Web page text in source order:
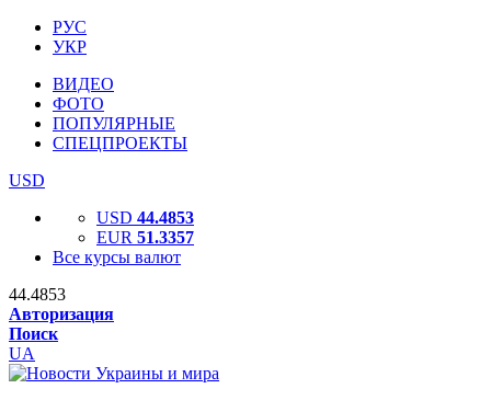
РУС
УКР
ВИДЕО
ФОТО
ПОПУЛЯРНЫЕ
СПЕЦПРОЕКТЫ
USD
USD 44.4853
EUR 51.3357
Все курсы валют
44.4853
Авторизация
Поиск
UA